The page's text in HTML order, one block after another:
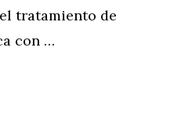
tratamiento de
con …